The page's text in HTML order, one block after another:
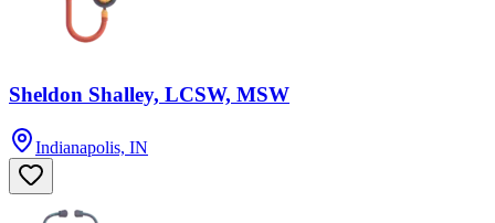
Sheldon Shalley, LCSW, MSW
Indianapolis, IN